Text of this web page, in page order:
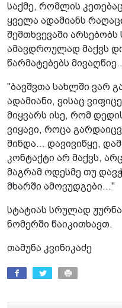
საქმე, რომლის
ყველა ადამიანს
შემთხვევაში
ამავდროულად მაქვს
წარმატებებს
"ბავშვთა სახლში ვარ
ადამიანი, ვისაც
მიყვარს ისე, რომ
ვიყავი, როცა
მინდა... დავივიწყე,
კონტაქტი არ მაქვს,
მაგრამ ოდესმე თუ
მხარში ამოვუდგები..."
სტატიას სრულად
ნომერში წაიკითხავთ.
თამუნა კვინიკაძე